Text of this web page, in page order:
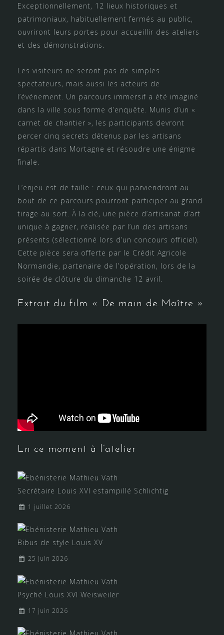
Exceptionnellement, 12 lieux historiques et
patrimoniaux, habituellement fermés au public,
ouvriront leurs portes pour accueillir des ateliers
et des démonstrations.
Les visiteurs ne seront pas de simples
spectateurs, mais aussi les acteurs de
l’événement. Un parcours immersif a été imaginé
dans la ville sous forme d’enquête. Munis d’un «
carnet de chantier », les participants devront
percer cinq secrets détenus par les artisans
répartis dans Mortagne et résoudre une énigme
finale.
L’enjeu est de taille : ceux qui parviendront au
bout de ce parcours pourront participer au grand
tirage au sort. À la clé, une pièce d’artisanat d’art
unique à gagner, réalisée par l’un des artisans
présents (sélectionné lors d’un concours officiel).
Cette pièce sera offerte par le Crédit Agricole
Normandie, partenaire de l’opération, lors de la
soirée de clôture du dimanche 12 avril.
Extrait du film « De main de Maître »
En ce moment à l’atelier
Secrétaire Louis XVI estampillé Schlichtig
1 juillet 2026
Bibus de style Louis XV
25 juin 2026
Psyché Louis XVI Weisweiler
17 juin 2026